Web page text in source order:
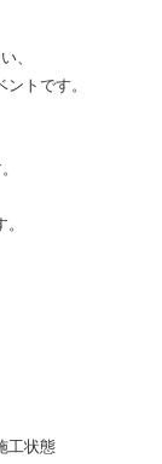
、
トです。
工状態